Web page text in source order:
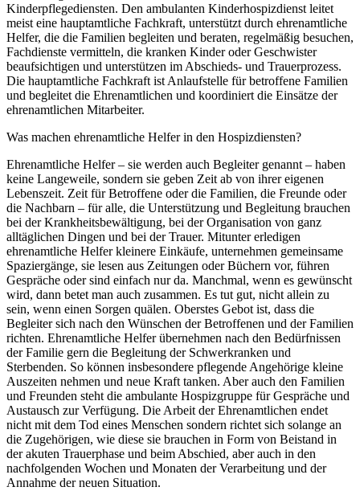
Kinderpflegediensten. Den ambulanten Kinderhospizdienst leitet
meist eine hauptamtliche Fachkraft, unterstützt durch ehrenamtliche
Helfer, die die Familien begleiten und beraten, regelmäßig besuchen,
Fachdienste vermitteln, die kranken Kinder oder Geschwister
beaufsichtigen und unterstützen im Abschieds- und Trauerprozess.
Die hauptamtliche Fachkraft ist Anlaufstelle für betroffene Familien
und begleitet die Ehrenamtlichen und koordiniert die Einsätze der
ehrenamtlichen Mitarbeiter.
Was machen ehrenamtliche Helfer in den Hospizdiensten?
Ehrenamtliche Helfer – sie werden auch Begleiter genannt – haben
keine Langeweile, sondern sie geben Zeit ab von ihrer eigenen
Lebenszeit. Zeit für Betroffene oder die Familien, die Freunde oder
die Nachbarn – für alle, die Unterstützung und Begleitung brauchen
bei der Krankheitsbewältigung, bei der Organisation von ganz
alltäglichen Dingen und bei der Trauer. Mitunter erledigen
ehrenamtliche Helfer kleinere Einkäufe, unternehmen gemeinsame
Spaziergänge, sie lesen aus Zeitungen oder Büchern vor, führen
Gespräche oder sind einfach nur da. Manchmal, wenn es gewünscht
wird, dann betet man auch zusammen. Es tut gut, nicht allein zu
sein, wenn einen Sorgen quälen. Oberstes Gebot ist, dass die
Begleiter sich nach den Wünschen der Betroffenen und der Familien
richten. Ehrenamtliche Helfer übernehmen nach den Bedürfnissen
der Familie gern die Begleitung der Schwerkranken und
Sterbenden. So können insbesondere pflegende Angehörige kleine
Auszeiten nehmen und neue Kraft tanken. Aber auch den Familien
und Freunden steht die ambulante Hospizgruppe für Gespräche und
Austausch zur Verfügung. Die Arbeit der Ehrenamtlichen endet
nicht mit dem Tod eines Menschen sondern richtet sich solange an
die Zugehörigen, wie diese sie brauchen in Form von Beistand in
der akuten Trauerphase und beim Abschied, aber auch in den
nachfolgenden Wochen und Monaten der Verarbeitung und der
Annahme der neuen Situation.